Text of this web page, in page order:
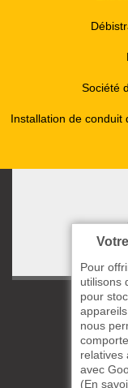
Société
Installation de conduit
Pour
utilisons
pour
nous
relatives
avec
(En